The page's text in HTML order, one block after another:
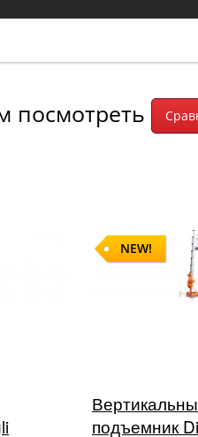
посмотреть
NEW!
подъемник